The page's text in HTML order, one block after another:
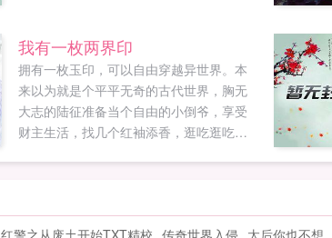
儿，你是不是舍不得柳烈宇？我知道你放
不下。我们已经夫妻了，我现在只爱你，
柳烈宇和我一点关系都没有，你别多想。
昕儿，没了我你还有很多人喜欢，我就只
有你。放心，我不会离开你。昕儿你干
嘛？你是不是又想听我说我爱你？病娇偏
享给朋友...
我有一枚两界印
拥有一枚玉印，可以自由穿越异世界。本
来以为就是个平平无奇的古代世界，胸无
大志的陆征准备当个自由的小倒爷，享受
财主生活，找几个红袖添香，逛吃逛吃的
师拦路。原来，这个世界不简单如果您喜
红警之从废土开始TXT精校 传奇世界入侵 太后你也不想